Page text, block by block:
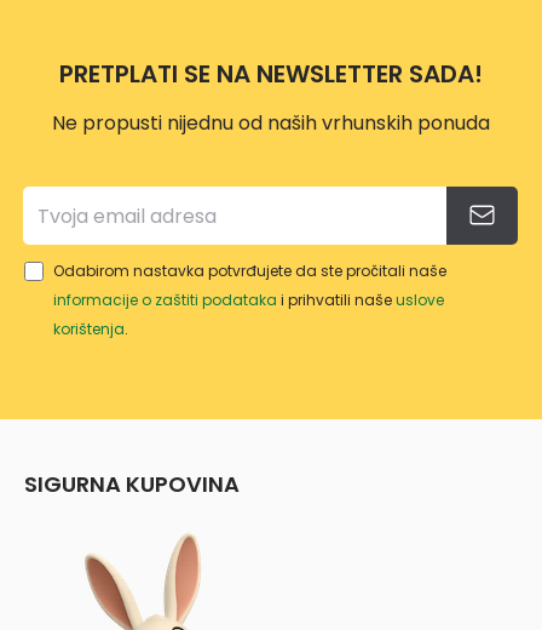
LNO
GLAV
PRETPLATI SE NA NEWSLETTER SADA!
Ne propusti nijednu od naših vrhunskih ponuda
Odabirom nastavka potvrđujete da ste pročitali naše
informacije o zaštiti podataka i prihvatili našeuslove
korištenja.
SIGURNA KUPOVINA